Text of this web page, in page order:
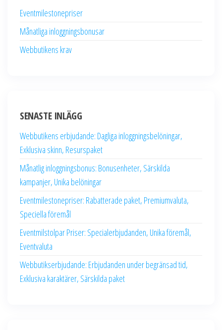
Eventmilestonepriser
Månatliga inloggningsbonusar
Webbutikens krav
SENASTE INLÄGG
Webbutikens erbjudande: Dagliga inloggningsbelöningar,
Exklusiva skinn, Resurspaket
Månatlig inloggningsbonus: Bonusenheter, Särskilda
kampanjer, Unika belöningar
Eventmilestonepriser: Rabatterade paket, Premiumvaluta,
Speciella föremål
Eventmilstolpar Priser: Specialerbjudanden, Unika föremål,
Eventvaluta
Webbutikserbjudande: Erbjudanden under begränsad tid,
Exklusiva karaktärer, Särskilda paket